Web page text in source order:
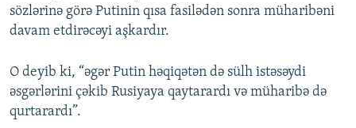
sözlərinə görə Putinin qısa fasilədən sonra müharibəni
davam etdirəcəyi aşkardır.
O deyib ki, “əgər Putin həqiqətən də sülh istəsəydi
əsgərlərini çəkib Rusiyaya qaytarardı və müharibə də
qurtarardı”.